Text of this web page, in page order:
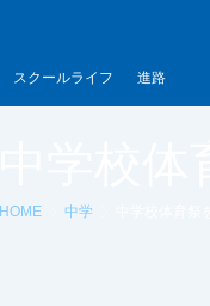
スクールライフ 進路
HOME 中学